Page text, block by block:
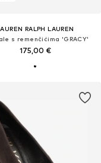
RALPH LAUREN
s remenčićima 'GRACY'
175,00 €